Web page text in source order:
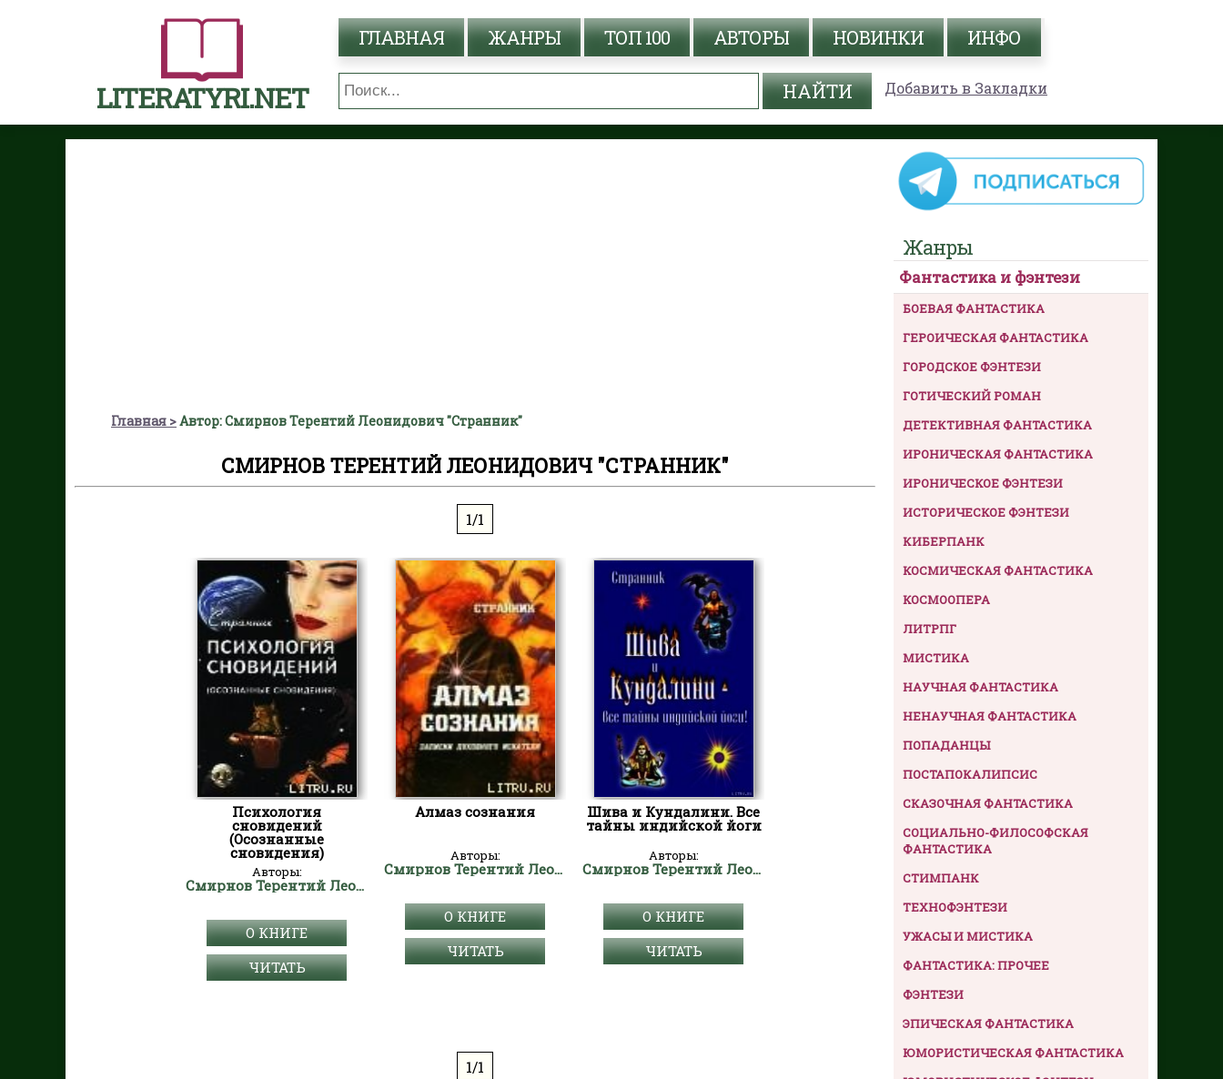
LITERATYRI.NET
ГЛАВНАЯ ЖАНРЫ ТОП 100 АВТОРЫ НОВИНКИ ИНФО
Добавить в Закладки
Главная Автор: Смирнов Терентий Леонидович "Странник"
СМИРНОВ ТЕРЕНТИЙ ЛЕОНИДОВИЧ "СТРАННИК"
1/1
Психология
сновидений
(Осознанные
сновидения)
Авторы:
Смирнов Терентий Леонидович "Странник"
О КНИГЕ
ЧИТАТЬ
Алмаз сознания
Авторы:
Смирнов Терентий Леонидович "Странник"
О КНИГЕ
ЧИТАТЬ
Шива и Кундалини. Все
тайны индийской йоги
Авторы:
Смирнов Терентий Леонидович "Странник"
О КНИГЕ
ЧИТАТЬ
1/1
Жанры
Фантастика и фэнтези
БОЕВАЯ ФАНТАСТИКА
ГЕРОИЧЕСКАЯ ФАНТАСТИКА
ГОРОДСКОЕ ФЭНТЕЗИ
ГОТИЧЕСКИЙ РОМАН
ДЕТЕКТИВНАЯ ФАНТАСТИКА
ИРОНИЧЕСКАЯ ФАНТАСТИКА
ИРОНИЧЕСКОЕ ФЭНТЕЗИ
ИСТОРИЧЕСКОЕ ФЭНТЕЗИ
КИБЕРПАНК
КОСМИЧЕСКАЯ ФАНТАСТИКА
КОСМООПЕРА
ЛИТРПГ
МИСТИКА
НАУЧНАЯ ФАНТАСТИКА
НЕНАУЧНАЯ ФАНТАСТИКА
ПОПАДАНЦЫ
ПОСТАПОКАЛИПСИС
СКАЗОЧНАЯ ФАНТАСТИКА
СОЦИАЛЬНО-ФИЛОСОФСКАЯ
ФАНТАСТИКА
СТИМПАНК
ТЕХНОФЭНТЕЗИ
УЖАСЫ И МИСТИКА
ФАНТАСТИКА: ПРОЧЕЕ
ФЭНТЕЗИ
ЭПИЧЕСКАЯ ФАНТАСТИКА
ЮМОРИСТИЧЕСКАЯ ФАНТАСТИКА